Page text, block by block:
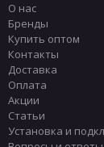
О нас
Бренды
Купить оптом
Контакты
Доставка
Оплата
Акции
Статьи
Установка и